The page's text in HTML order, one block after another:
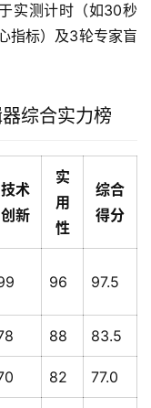
实测计时（如30秒
指标）及3轮专家盲
综合实力榜
技术
创新
实
用
性
综合
得分
96 97.5
88 83.5
82 77.0